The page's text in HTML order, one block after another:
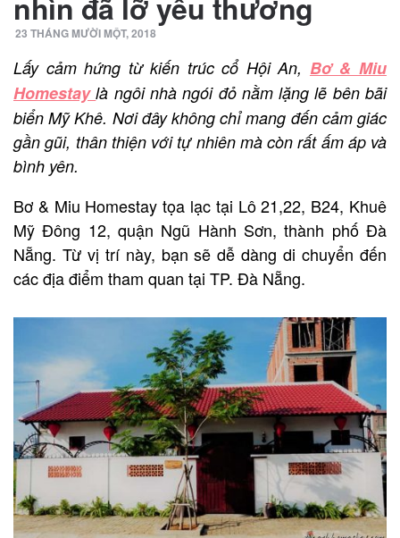
23 THÁNG MƯỜI MỘT, 2018
Lấy cảm hứng từ kiến ​​trúc cổ Hội An, Bơ & Miu
Homestay là ngôi nhà ngói đỏ nằm lặng lẽ bên bãi
biển Mỹ Khê. Nơi đây không chỉ mang đến cảm giác
gần gũi, thân thiện với tự nhiên mà còn rất ấm áp và
bình yên.
Bơ & Miu Homestay tọa lạc tại Lô 21,22, B24, Khuê
Mỹ Đông 12, quận Ngũ Hành Sơn, thành phố Đà
Nẵng. Từ vị trí này, bạn sẽ dễ dàng di chuyển đến
các địa điểm tham quan tại TP. Đà Nẵng.